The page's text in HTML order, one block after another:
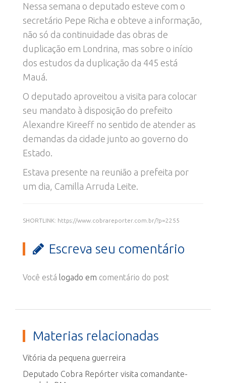
Nessa semana o deputado esteve com o
secretário Pepe Richa e obteve a informação,
não só da continuidade das obras de
duplicação em Londrina, mas sobre o início
dos estudos da duplicação da 445 está
Mauá.
O deputado aproveitou a visita para colocar
seu mandato à disposição do prefeito
Alexandre Kireeff no sentido de atender as
demandas da cidade junto ao governo do
Estado.
Estava presente na reunião a prefeita por
um dia, Camilla Arruda Leite.
SHORTLINK: https://www.cobrareporter.com.br/?p=2255
Escreva seu comentário
Você está logado em comentário do post
Materias relacionadas
Vitória da pequena guerreira
Deputado Cobra Repórter visita comandante-